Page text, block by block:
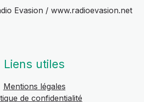
Evasion / www.radioevasion.net
Liens utiles
Mentions légales
de confidentialité